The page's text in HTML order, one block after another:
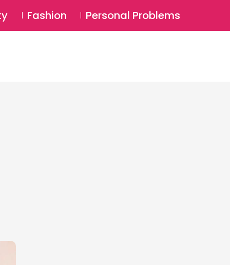
Login ⚲
Fashion Personal Problems